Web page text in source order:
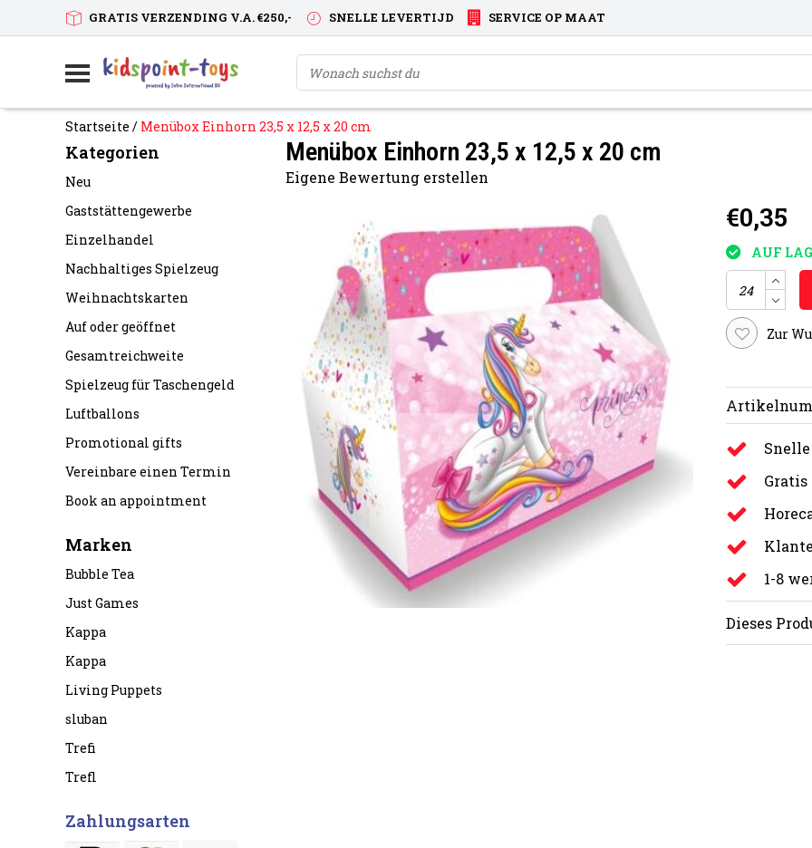
GRATIS VERZENDING V.A. €250,- SNELLE LEVERTIJD SERVICE OP MAAT
Startseite / Menübox Einhorn 23,5 x 12,5 x 20 cm
Kategorien
Neu
Gaststättengewerbe
Einzelhandel
Nachhaltiges Spielzeug
Weihnachtskarten
Auf oder geöffnet
Gesamtreichweite
Spielzeug für Taschengeld
Luftballons
Promotional gifts
Vereinbare einen Termin
Book an appointment
Marken
Bubble Tea
Just Games
Kappa
Kappa
Living Puppets
sluban
Trefi
Trefl
Zahlungsarten
Menübox Einhorn 23,5 x 12,5 x 20 cm
Eigene Bewertung erstellen
€0,35
AUF
Zur
Gratis
1-8
Dieses